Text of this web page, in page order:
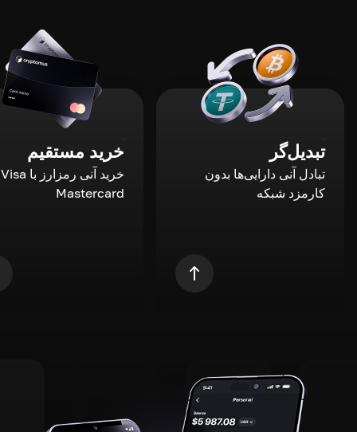
تبدیل‌گر
تبادل آنی دارایی‌ها بدون
کارمزد شبکه
خرید مستقیم
Mastercard